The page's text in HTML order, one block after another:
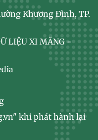
Khương Đình, TP.
LIỆU XI MĂNG -
khi phát hành lại